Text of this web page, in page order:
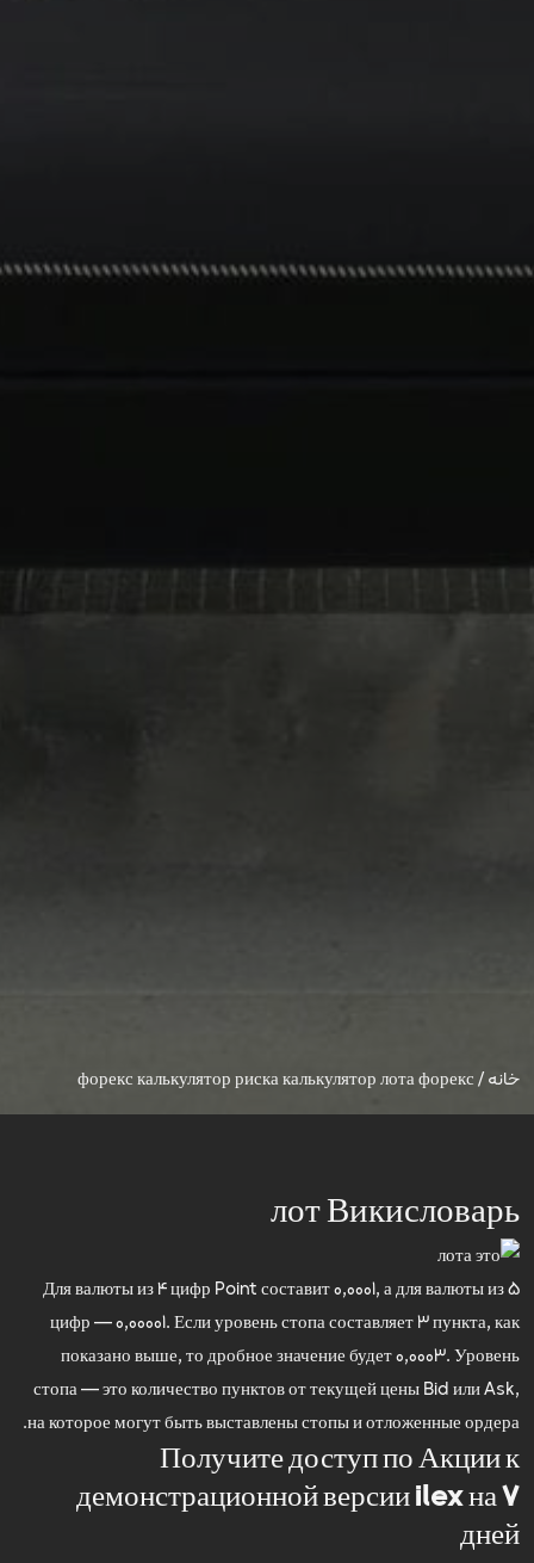
خانه/
форекс калькулятор риска калькулятор лота форекс
лот Викисловарь
Для валюты из 4 цифр Point составит 0,0001, а для валюты из 5
цифр — 0,00001. Если уровень стопа составляет 3 пункта, как
показано выше, то дробное значение будет 0,0003. Уровень
стопа — это количество пунктов от текущей цены Bid или Ask,
на которое могут быть выставлены стопы и отложенные ордера.
Получите доступ по Акции к
демонстрационной версии ilex на 7
дней